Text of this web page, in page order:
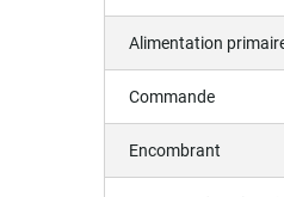
Alimentation
Commande
Encombrant